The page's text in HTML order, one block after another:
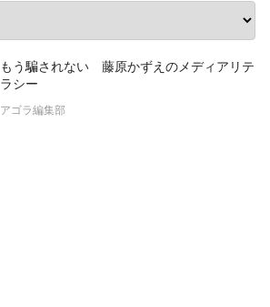
もう騙されない 藤原かずえのメディアリテ
ラシー
アゴラ編集部